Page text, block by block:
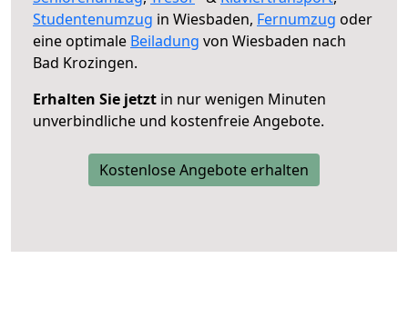
Studentenumzug in Wiesbaden, Fernumzug oder
eine optimale Beiladung von Wiesbaden nach
Bad Krozingen.
Erhalten Sie jetzt in nur wenigen Minuten
unverbindliche und kostenfreie Angebote.
Kostenlose Angebote erhalten